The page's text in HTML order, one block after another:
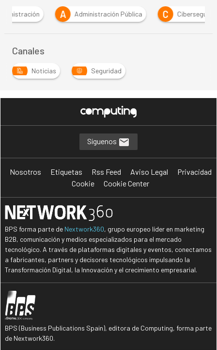
A
Administración Pública C Ciberseguridad C
Canales
Noticias Seguridad
Síguenos
Nosotros Etiquetas Rss Feed Aviso Legal
Privacidad
Cookie
Cookie Center
BPS forma parte de Nextwork360, grupo europeo líder en marketing
B2B, comunicación y medios especializados para el mercado
tecnológico. A través de plataformas digitales y eventos, conectamos
a fabricantes, partners y decisores tecnológicos impulsando la
Transformación Digital, la Innovación y el crecimiento empresarial.
BPS (Business Publications Spain), editora de Computing, forma parte
de Nextwork360.